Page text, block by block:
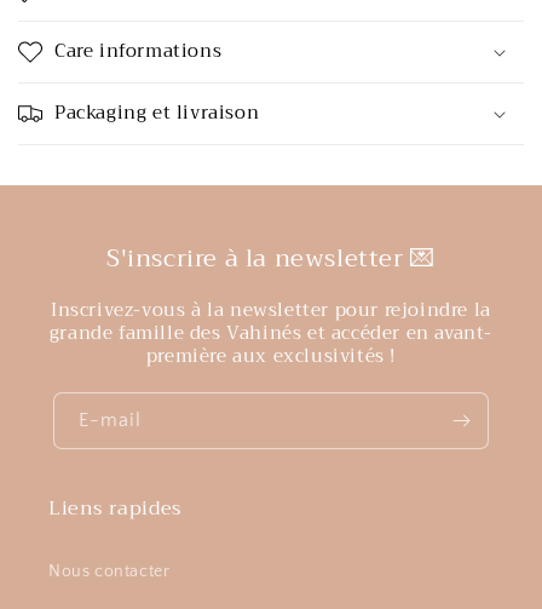
Care informations
Packaging et livraison
S'inscrire à la newsletter 💌
Inscrivez-vous à la newsletter pour rejoindre la
grande famille des Vahinés et accéder en avant-
première aux exclusivités !
E-mail
Liens rapides
Nous contacter